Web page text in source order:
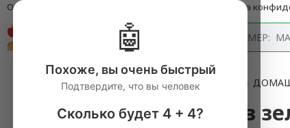
О компании Политика
Каталог
→ Продукты питания с доставкой →
Крымское варенье из
🤖
Похоже, вы очень быстрый
Подтвердите, что вы человек
Сколько будет 4 + 4?